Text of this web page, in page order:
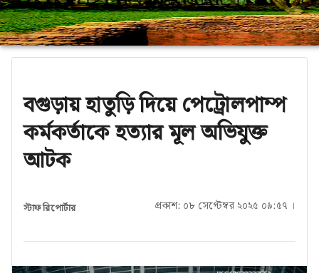
বগুড়ায় হাতুড়ি দিয়ে পেট্রোলপাম্প
কর্মকর্তাকে হত্যার মূল অভিযুক্ত
আটক
স্টাফ রিপোর্টার প্রকাশ: ০৮ সেপ্টেম্বর ২০২৫ ০৯:৫৭ ।